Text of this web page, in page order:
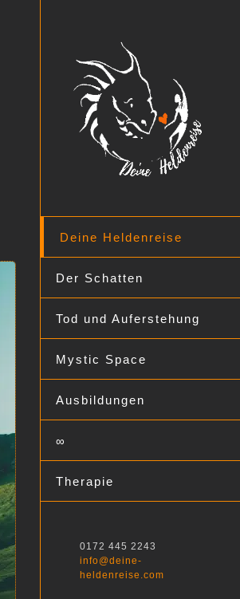
Deine Heldenreise
Der Schatten
Tod und Auferstehung
Mystic Space
Ausbildungen
∞
Therapie
0172 445 2243
info@deine-
heldenreise.com